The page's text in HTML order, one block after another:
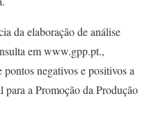
da elaboração de análise
em www.gpp.pt.,
negativos e positivos a
a Promoção da Produção